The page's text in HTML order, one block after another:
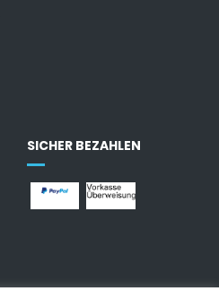
SICHER BEZAHLEN